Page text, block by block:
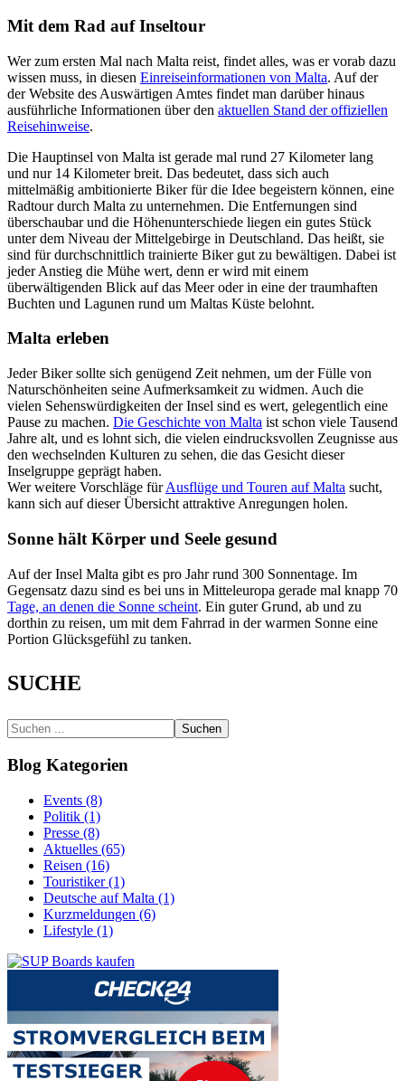
Mit dem Rad auf Inseltour
Wer zum ersten Mal nach Malta reist, findet alles, was er vorab dazu
wissen muss, in diesen Einreiseinformationen von Malta. Auf der
der Website des Auswärtigen Amtes findet man darüber hinaus
ausführliche Informationen über den aktuellen Stand der offiziellen
Reisehinweise.
Die Hauptinsel von Malta ist gerade mal rund 27 Kilometer lang
und nur 14 Kilometer breit. Das bedeutet, dass sich auch
mittelmäßig ambitionierte Biker für die Idee begeistern können, eine
Radtour durch Malta zu unternehmen. Die Entfernungen sind
überschaubar und die Höhenunterschiede liegen ein gutes Stück
unter dem Niveau der Mittelgebirge in Deutschland. Das heißt, sie
sind für durchschnittlich trainierte Biker gut zu bewältigen. Dabei ist
jeder Anstieg die Mühe wert, denn er wird mit einem
überwältigenden Blick auf das Meer oder in eine der traumhaften
Buchten und Lagunen rund um Maltas Küste belohnt.
Malta erleben
Jeder Biker sollte sich genügend Zeit nehmen, um der Fülle von
Naturschönheiten seine Aufmerksamkeit zu widmen. Auch die
vielen Sehenswürdigkeiten der Insel sind es wert, gelegentlich eine
Pause zu machen. Die Geschichte von Malta ist schon viele Tausend
Jahre alt, und es lohnt sich, die vielen eindrucksvollen Zeugnisse aus
den wechselnden Kulturen zu sehen, die das Gesicht dieser
Inselgruppe geprägt haben.
Wer weitere Vorschläge fürAusflüge und Touren auf Malta sucht,
kann sich auf dieser Übersicht attraktive Anregungen holen.
Sonne hält Körper und Seele gesund
Auf der Insel Malta gibt es pro Jahr rund 300 Sonnentage. Im
Gegensatz dazu sind es bei uns in Mitteleuropa gerade mal knapp 70
Tage, an denen die Sonne scheint. Ein guter Grund, ab und zu
dorthin zu reisen, um mit dem Fahrrad in der warmen Sonne eine
Portion Glücksgefühl zu tanken.
SUCHE
Suchen
Blog Kategorien
Events (8)
Politik (1)
Presse (8)
Aktuelles (65)
Reisen (16)
Touristiker (1)
Deutsche auf Malta (1)
Kurzmeldungen (6)
Lifestyle (1)